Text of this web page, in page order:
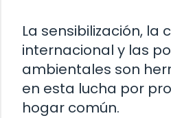
La sensibilización, la
internacional y las
ambientales son
en esta lucha por
hogar común.